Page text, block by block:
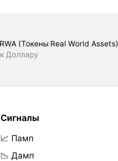
(Токены Real World Assets)
Доллару
Сигналы
📈 Памп
📉 Дамп